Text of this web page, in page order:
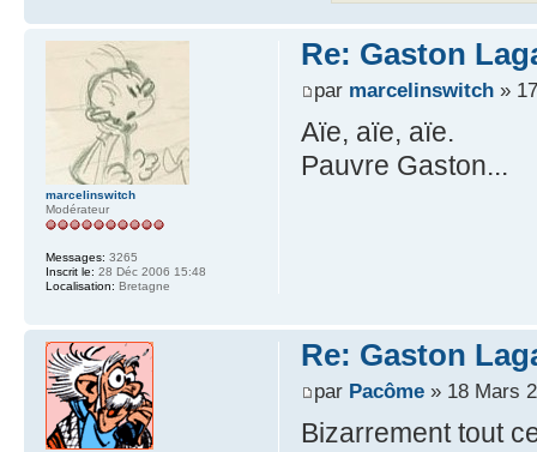
Re: Gaston
par marcelinswitch»
Aïe, aïe, aïe.
Pauvre Gaston...
marcelinswitch
Modérateur
Messages: 3265
Inscrit le: 28 Déc 2006 15:48
Localisation: Bretagne
Re: Gaston
par Pacôme» 18 Mars
Bizarrement tout